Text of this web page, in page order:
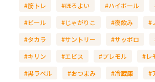
#筋トレ
#ほろよい #ハイボール
#ビール
#じゃがりこ #夜飲み
#
#タカラ
#サントリー #サッポロ
#キリン
#エビス #プレモル
#レ
#黒ラベル
#おつまみ #冷蔵庫
#